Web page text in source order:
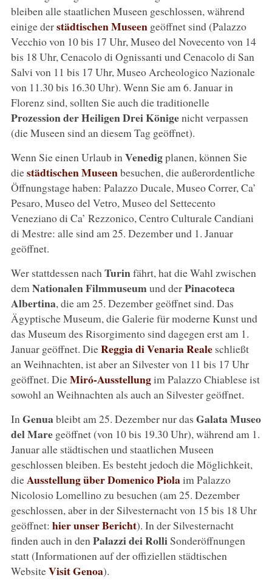
bleiben alle staatlichen Museen geschlossen, während
einige derstädtischen Museen geöffnet sind (Palazzo
Vecchio von 10 bis 17 Uhr, Museo del Novecento von 14
bis 18 Uhr, Cenacolo di Ognissanti und Cenacolo di San
Salvi von 11 bis 17 Uhr, Museo Archeologico Nazionale
von 11.30 bis 16.30 Uhr). Wenn Sie am 6. Januar in
Florenz sind, sollten Sie auch die traditionelle
Prozession der Heiligen Drei Königenicht verpassen
(die Museen sind an diesem Tag geöffnet).
Wenn Sie einen Urlaub in Venedigplanen, können Sie
diestädtischen Museenbesuchen, die außerordentliche
Öffnungstage haben: Palazzo Ducale, Museo Correr, Ca’
Pesaro, Museo del Vetro, Museo del Settecento
Veneziano di Ca’ Rezzonico, Centro Culturale Candiani
di Mestre: alle sind am 25. Dezember und 1. Januar
geöffnet.
Wer stattdessen nach Turinfährt, hat die Wahl zwischen
dem Nationalen Filmmuseumund derPinacoteca
Albertina, die am 25. Dezember geöffnet sind. Das
Ägyptische Museum, die Galerie für moderne Kunst und
das Museum des Risorgimento sind dagegen erst am 1.
Januar geöffnet. DieReggia di Venaria Realeschließt
an Weihnachten, ist aber an Silvester von 11 bis 17 Uhr
geöffnet. DieMiró-Ausstellungim Palazzo Chiablese ist
sowohl an Weihnachten als auch an Silvester geöffnet.
In Genuableibt am 25. Dezember nur das Galata Museo
del Maregeöffnet (von 10 bis 19.30 Uhr), während am 1.
Januar alle städtischen und staatlichen Museen
geschlossen bleiben. Es besteht jedoch die Möglichkeit,
dieAusstellung über Domenico Piolaim Palazzo
Nicolosio Lomellino zu besuchen (am 25. Dezember
geschlossen, aber in der Silvesternacht von 15 bis 18 Uhr
geöffnet: hier unser Bericht). In der Silvesternacht
finden auch in den Palazzi dei RolliSonderöffnungen
statt (Informationen auf der offiziellen städtischen
WebsiteVisit Genoa).